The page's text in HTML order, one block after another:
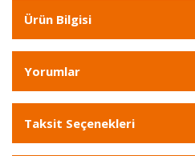
Ürün Bilgisi
Yorumlar
Taksit Seçenekleri